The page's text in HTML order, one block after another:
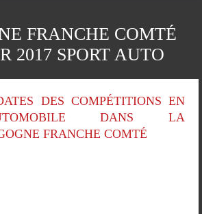
FRANCHE COMTÉ
2017 SPORT AUTO
DES COMPÉTITIONS EN
DANS LA
FRANCHE COMTÉ